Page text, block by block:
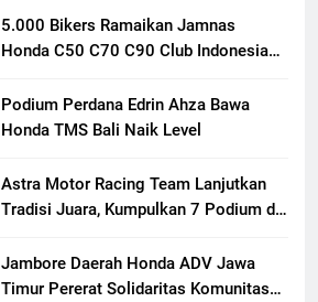
5.000 Bikers Ramaikan Jamnas
Honda C50 C70 C90 Club Indonesia
Persaudaraan Pecinta Motor Klasik
Honda
Podium Perdana Edrin Ahza Bawa
Honda TMS Bali Naik Level
Astra Motor Racing Team Lanjutkan
Tradisi Juara, Kumpulkan 7 Podium di
Jambore Daerah Honda ADV Jawa
Timur Pererat Solidaritas Komunitas